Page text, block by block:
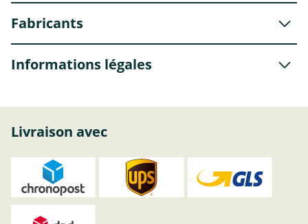
Fabricants
Informations légales
Livraison avec